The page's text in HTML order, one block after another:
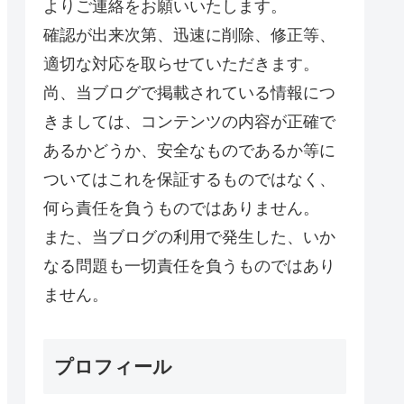
よりご連絡をお願いいたします。
確認が出来次第、迅速に削除、修正等、
適切な対応を取らせていただきます。
尚、当ブログで掲載されている情報につ
きましては、コンテンツの内容が正確で
あるかどうか、安全なものであるか等に
ついてはこれを保証するものではなく、
何ら責任を負うものではありません。
また、当ブログの利用で発生した、いか
なる問題も一切責任を負うものではあり
ません。
プロフィール